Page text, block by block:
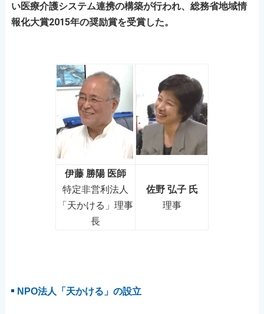
い医療介護システム連携の構築が行われ、総務省地域情
報化大賞2015年の奨励賞を受賞した。
伊藤 勝陽 医師
特定非営利法人
「天かける」理事
長
佐野 弘子 氏
理事
NPO法人「天かける」の設立